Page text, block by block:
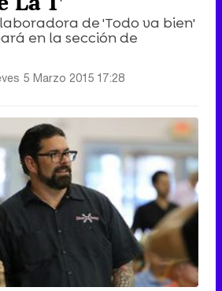
de 'Todo va bien'
en la sección de
5 Marzo 2015 17:28